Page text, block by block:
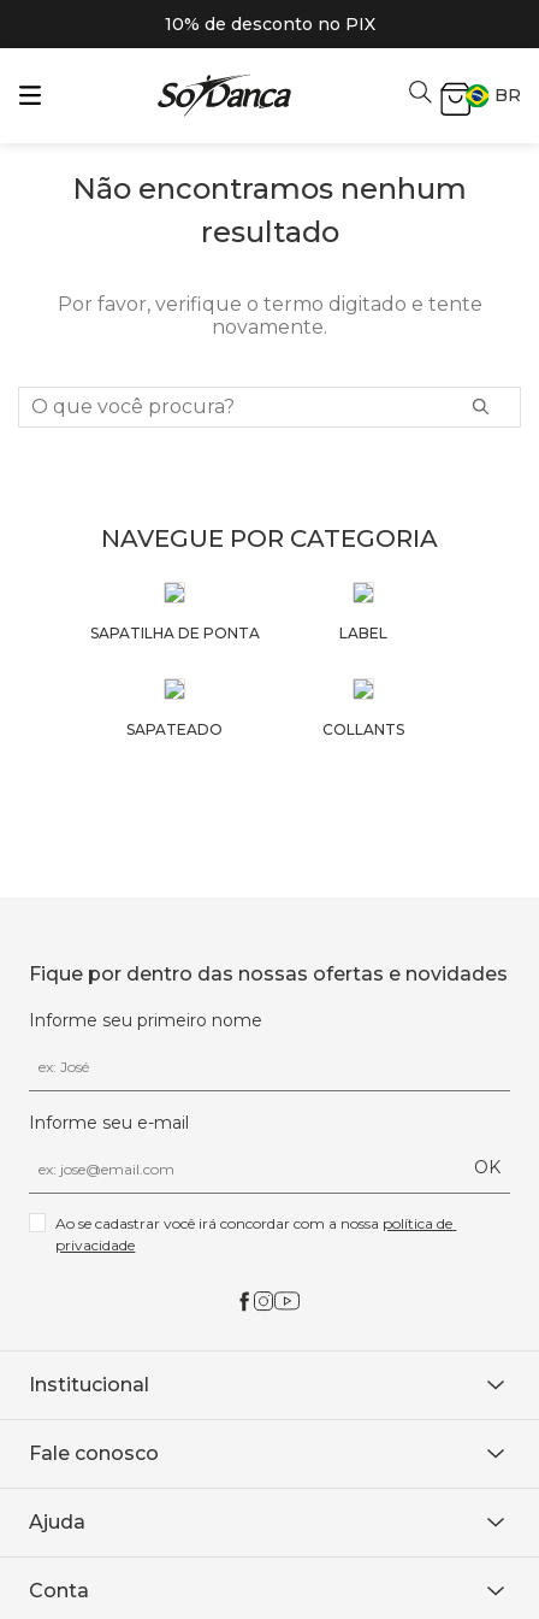
10% de desconto no PIX
BR
Não encontramos nenhum
resultado
Por favor, verifique o termo digitado e tente
novamente.
O que você procura?
NAVEGUE POR CATEGORIA
SAPATILHA DE PONTA LABEL
SAPATEADO COLLANTS
Fique por dentro das nossas ofertas e novidades
Informe seu primeiro nome
Informe seu e-mail
OK
Ao se cadastrar você irá concordar com a nossa política de
privacidade
Institucional
Onde encontrar
Baixe o APP
Fale conosco
WhatsApp
Ajuda
Política de entrega
Conta